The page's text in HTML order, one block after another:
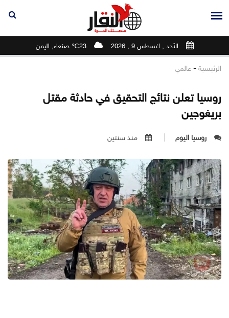
الأحد , اغسطس 9 , 2026 23℃ صنعاء, اليمن
الرئيسية - عالمي
روسيا تعلن نتائج التحقيق في حادثة مقتل
بريغوجين
روسيا اليوم منذ سنتين